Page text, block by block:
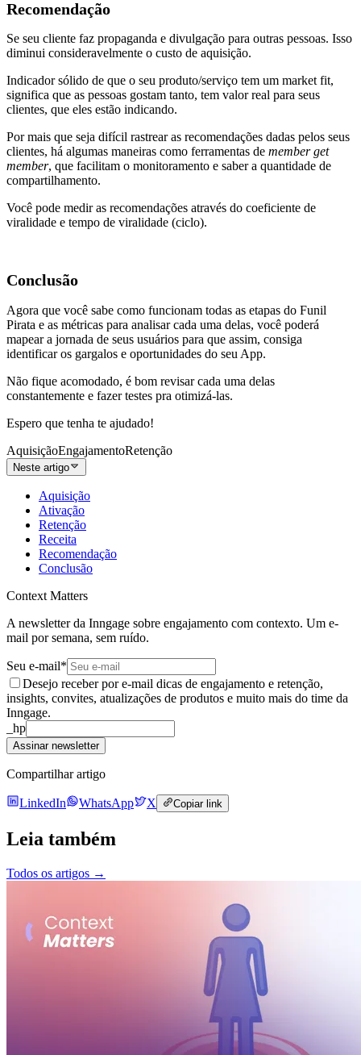
Recomendação
Se seu cliente faz propaganda e divulgação para outras pessoas. Isso
diminui consideravelmente o custo de aquisição.
Indicador sólido de que o seu produto/serviço tem um market fit,
significa que as pessoas gostam tanto, tem valor real para seus
clientes, que eles estão indicando.
Por mais que seja difícil rastrear as recomendações dadas pelos seus
clientes, há algumas maneiras como ferramentas de member get
member, que facilitam o monitoramento e saber a quantidade de
compartilhamento.
Você pode medir as recomendações através do coeficiente de
viralidade e tempo de viralidade (ciclo).
Conclusão
Agora que você sabe como funcionam todas as etapas do Funil
Pirata e as métricas para analisar cada uma delas, você poderá
mapear a jornada de seus usuários para que assim, consiga
identificar os gargalos e oportunidades do seu App.
Não fique acomodado, é bom revisar cada uma delas
constantemente e fazer testes pra otimizá-las.
Espero que tenha te ajudado!
AquisiçãoEngajamentoRetenção
Neste artigo
Aquisição
Ativação
Retenção
Receita
Recomendação
Conclusão
Context Matters
A newsletter da Inngage sobre engajamento com contexto. Um e-
mail por semana, sem ruído.
Seu e-mail*
Desejo receber por e-mail dicas de engajamento e retenção,
insights, convites, atualizações de produtos e muito mais do time da
Inngage.
_hp
Assinar newsletter
Compartilhar artigo
LinkedIn WhatsApp X Copiar link
Leia também
Todos os artigos →